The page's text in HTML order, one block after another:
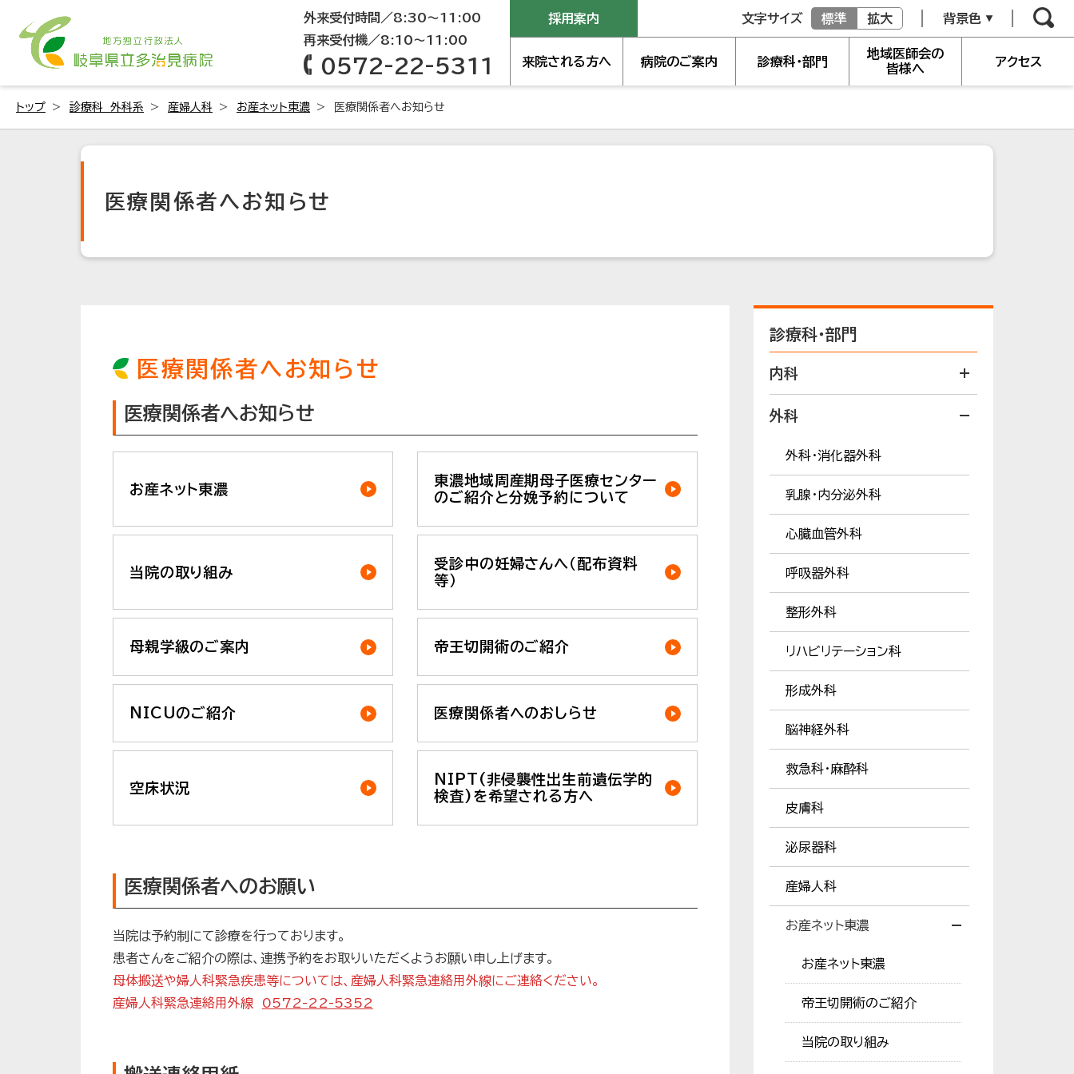
外来受付時間／8:30～11:00
再来受付機／8:10～11:00
0572-22-5311
採用案内 文字サイズ 標準 拡大 背景色
来院される方へ 病院のご案内 診療科・部門
地域医師会の
皆様へ
アクセス
トップ 診療科 外科系 産婦人科 お産ネット東濃 医療関係者へお知らせ
医療関係者へお知らせ
医療関係者へお知らせ
医療関係者へお知らせ
お産ネット東濃
東濃地域周産期母子医療センター
のご紹介と分娩予約について
当院の取り組み
受診中の妊婦さんへ（配布資料
等）
母親学級のご案内 帝王切開術のご紹介
NICUのご紹介 医療関係者へのおしらせ
空床状況
NIPT(非侵襲性出生前遺伝学的
検査)を希望される方へ
医療関係者へのお願い
当院は予約制にて診療を行っております。
患者さんをご紹介の際は、連携予約をお取りいただくようお願い申し上げます。
母体搬送や婦人科緊急疾患等については、産婦人科緊急連絡用外線にご連絡ください。
産婦人科緊急連絡用外線 0572-22-5352
診療科・部門
内科
外科
外科・消化器外科
乳腺・内分泌外科
心臓血管外科
呼吸器外科
整形外科
リハビリテーション科
形成外科
脳神経外科
救急科・麻酔科
皮膚科
泌尿器科
産婦人科
お産ネット東濃
お産ネット東濃
帝王切開術のご紹介
当院の取り組み